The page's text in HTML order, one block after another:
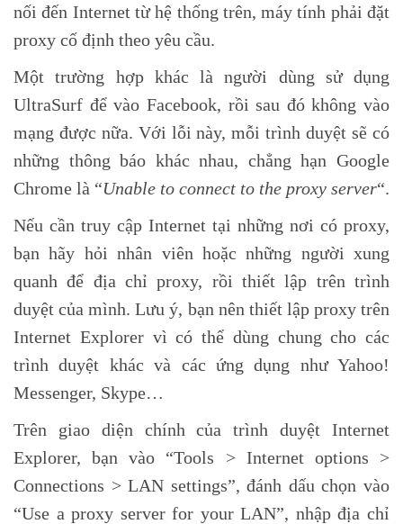
nối đến Internet từ hệ thống trên, máy tính phải đặt
proxy cố định theo yêu cầu.
Một trường hợp khác là người dùng sử dụng
UltraSurf để vào Facebook, rồi sau đó không vào
mạng được nữa. Với lỗi này, mỗi trình duyệt sẽ có
những thông báo khác nhau, chẳng hạn Google
Chrome là “Unable to connect to the proxy server“.
Nếu cần truy cập Internet tại những nơi có proxy,
bạn hãy hỏi nhân viên hoặc những người xung
quanh để địa chỉ proxy, rồi thiết lập trên trình
duyệt của mình. Lưu ý, bạn nên thiết lập proxy trên
Internet Explorer vì có thể dùng chung cho các
trình duyệt khác và các ứng dụng như Yahoo!
Messenger, Skype…
Trên giao diện chính của trình duyệt Internet
Explorer, bạn vào “Tools > Internet options >
Connections > LAN settings”, đánh dấu chọn vào
“Use a proxy server for your LAN”, nhập địa chỉ